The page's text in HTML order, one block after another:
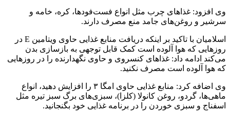
وی افزود: غذاهای چرب مثل انواع فست‌فودها، کره، خامه و
سرشیر و روغن‌های جامد منع مصرف دارند.
اسلامیان با تاکید بر اینکه دریافت منابع غذایی حاوی ویتامین E در
روزهایی که هوا آلوده است کمک قابل توجهی به بازسازی بدن
می‌کند ادامه داد: غذاهای کنسروی و حاوی نگهدارنده را در روزهایی
که هوا آلوده است مصرف نکنید.
وی اضافه کرد: منابع غذایی حاوی امگا ۳ را افزایش دهید، انواع
ماهی‌ها، گردو، روغن کانولا (کلزا)، سبزی‌های برگ سبز تیره مثل
اسفناج و سبزی خوردن را در برنامه غذایی خود بگنجانید.